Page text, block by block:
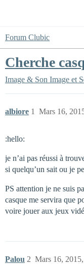
Forum Clubic
Cherche
Image & Son Image et
albiore Mars 16,
1
:hello:
je n’ai pas réussi à
si quelqu’un sait ou je
PS attention je ne suis
casque me servira que
voire jouer aux jeux
Palou Mars 16,
2